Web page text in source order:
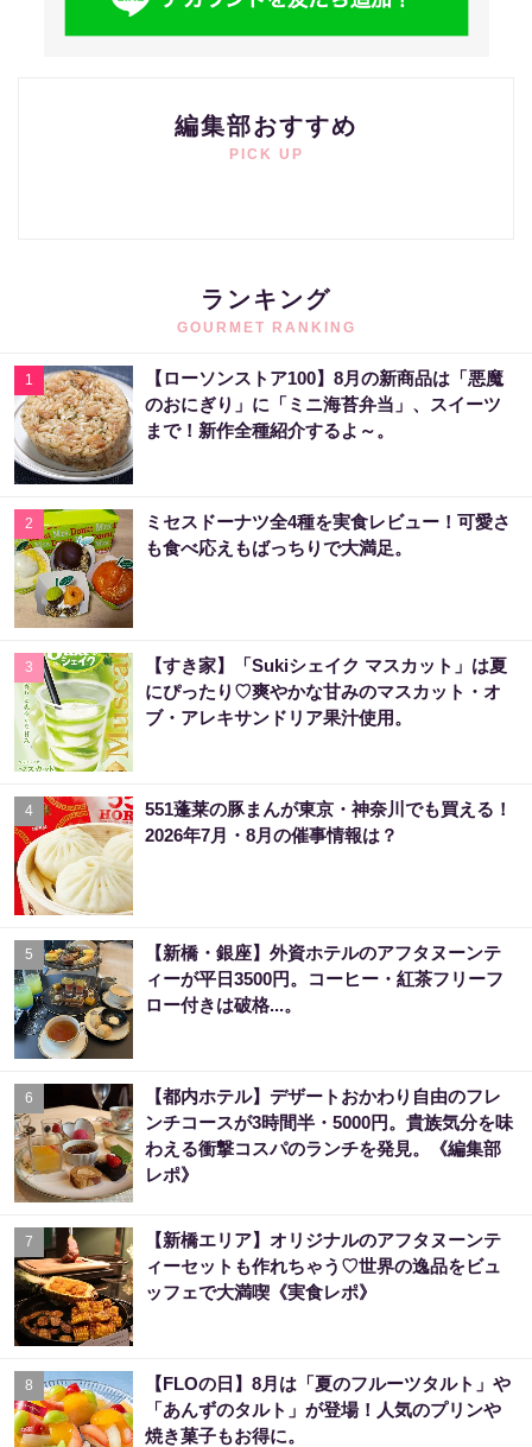
編集部おすすめ
PICK UP
ランキング
GOURMET RANKING
1
【ローソンストア100】8月の新商品は「悪魔
のおにぎり」に「ミニ海苔弁当」、スイーツ
まで！新作全種紹介するよ～。
2
ミセスドーナツ全4種を実食レビュー！可愛さ
も食べ応えもばっちりで大満足。
3
【すき家】「Sukiシェイク マスカット」は夏
にぴったり♡爽やかな甘みのマスカット・オ
ブ・アレキサンドリア果汁使用。
4
551蓬莱の豚まんが東京・神奈川でも買える！
2026年7月・8月の催事情報は？
5
【新橋・銀座】外資ホテルのアフタヌーンテ
ィーが平日3500円。コーヒー・紅茶フリーフ
ロー付きは破格...。
6
【都内ホテル】デザートおかわり自由のフレ
ンチコースが3時間半・5000円。貴族気分を味
わえる衝撃コスパのランチを発見。《編集部
レポ》
7
【新橋エリア】オリジナルのアフタヌーンテ
ィーセットも作れちゃう♡世界の逸品をビュ
ッフェで大満喫《実食レポ》
8
【FLOの日】8月は「夏のフルーツタルト」や
「あんずのタルト」が登場！人気のプリンや
焼き菓子もお得に。